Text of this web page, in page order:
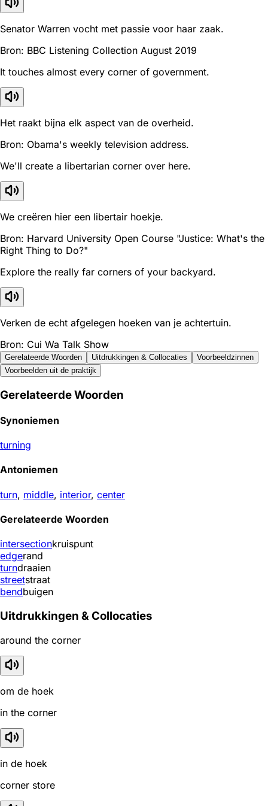
Senator Warren vocht met passie voor haar zaak.
Bron: BBC Listening Collection August 2019
It touches almost every corner of government.
Het raakt bijna elk aspect van de overheid.
Bron: Obama's weekly television address.
We'll create a libertarian corner over here.
We creëren hier een libertair hoekje.
Bron: Harvard University Open Course "Justice: What's the
Right Thing to Do?"
Explore the really far corners of your backyard.
Verken de echt afgelegen hoeken van je achtertuin.
Bron: Cui Wa Talk Show
Gerelateerde Woorden Uitdrukkingen & Collocaties
Voorbeeldzinnen
Voorbeelden uit de praktijk
Gerelateerde Woorden
Synoniemen
turning
Antoniemen
turn, middle, interior, center
Gerelateerde Woorden
intersectionkruispunt
edgerand
turndraaien
streetstraat
bendbuigen
Uitdrukkingen & Collocaties
around the corner
om de hoek
in the corner
in de hoek
corner store